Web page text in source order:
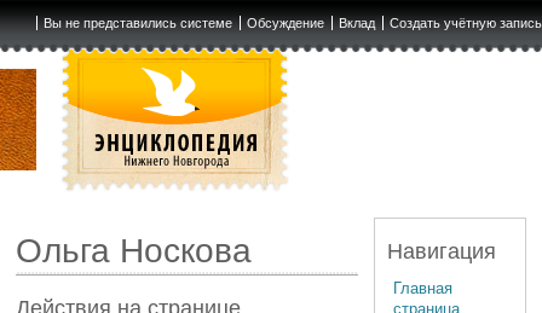
Вы не представились системе Обсуждение Вклад Создать учётную запись
Ольга Носкова Навигация
Главная
страница